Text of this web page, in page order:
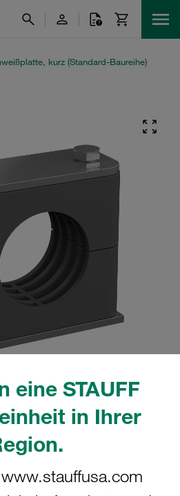
eine STAUFF
in Ihrer
kurz (Standard-Baureihe)
Baureihe Gr.
W10 Anschweißpl.,